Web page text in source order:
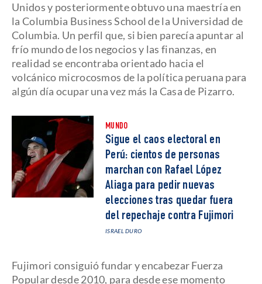
Unidos y posteriormente obtuvo una maestría en
la Columbia Business School de la Universidad de
Columbia. Un perfil que, si bien parecía apuntar al
frío mundo de los negocios y las finanzas, en
realidad se encontraba orientado hacia el
volcánico microcosmos de la política peruana para
algún día ocupar una vez más la Casa de Pizarro.
MUNDO
Sigue el caos electoral en
Perú: cientos de personas
marchan con Rafael López
Aliaga para pedir nuevas
elecciones tras quedar fuera
del repechaje contra Fujimori
ISRAEL DURO
Fujimori consiguió fundar y encabezar Fuerza
Popular desde 2010, para desde ese momento